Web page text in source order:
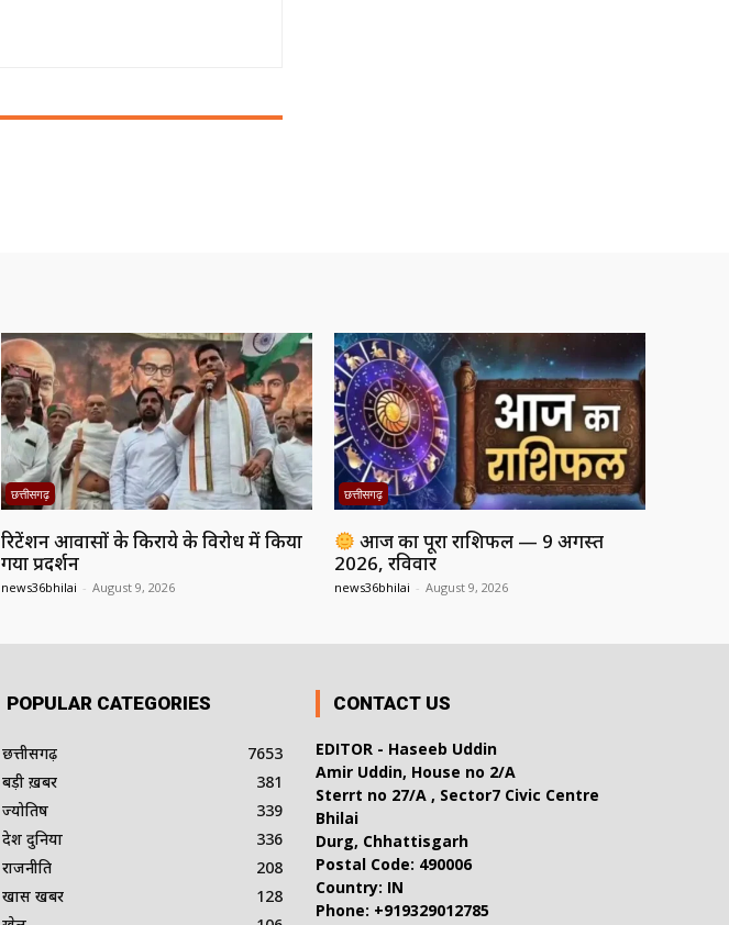
छत्तीसगढ़
रिटेंशन आवासों के किराये के विरोध में किया
गया प्रदर्शन
news36bhilai - August 9, 2026
छत्तीसगढ़
आज का पूरा राशिफल — 9 अगस्त
2026, रविवार
news36bhilai - August 9, 2026
POPULAR CATEGORIES
छत्तीसगढ़
7653
बड़ी ख़बर
381
ज्योतिष
339
देश दुनिया
336
राजनीति
208
खास खबर
128
CONTACT US
EDITOR - Haseeb Uddin
Amir Uddin, House no 2/A
Sterrt no 27/A , Sector7 Civic Centre
Bhilai
Durg, Chhattisgarh
Postal Code: 490006
Country: IN
Phone: +919329012785